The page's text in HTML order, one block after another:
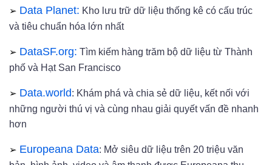
➢ Data Planet: Kho lưu trữ dữ liệu thống kê có cấu trúc
và tiêu chuẩn hóa lớn nhất
➢ DataSF.org: Tìm kiếm hàng trăm bộ dữ liệu từ Thành
phố và Hạt San Francisco
➢ Data.world: Khám phá và chia sẻ dữ liệu, kết nối với
những người thú vị và cùng nhau giải quyết vấn đề nhanh
hơn
➢ Europeana Data: Mở siêu dữ liệu trên 20 triệu văn